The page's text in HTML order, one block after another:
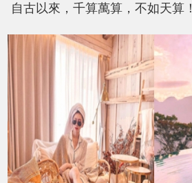
自古以來，千算萬算，不如天算！